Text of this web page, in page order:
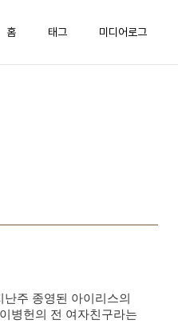
홈 태그 미디어로그
주 종영된 아이리스의
병헌의 전 여자친구라는